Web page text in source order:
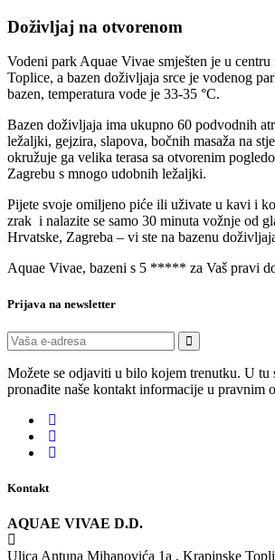
Doživljaj na otvorenom
Vodeni park Aquae Vivae smješten je u
Toplice, a bazen doživljaja srce je vodenog
bazen, temperatura vode je 33-35 °C.
Bazen doživljaja ima ukupno 60 podvodnih
ležaljki, gejzira, slapova, bočnih masaža na
okružuje ga velika terasa sa otvorenim
Zagrebu s mnogo udobnih ležaljki.
Pijete svoje omiljeno piće ili uživate u kavi i
zrak i nalazite se samo 30 minuta vožnje od
Hrvatske, Zagreba – vi ste na bazenu
Aquae Vivae, bazeni s 5 ***** za Vaš pravi
Prijava na newsletter
Možete se odjaviti u bilo kojem trenutku. U tu
pronađite naše kontakt informacije u pravnim
Kontakt
AQUAE VIVAE D.D.
Ulica Antuna Mihanovića 1a , Krapinske